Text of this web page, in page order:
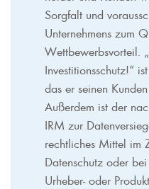
Sorgfalt und
Unternehmens zum
Wettbewerbsvorteil.
Investitionsschutz!“
das er seinen
Außerdem ist der
IRM zur
rechtliches Mittel im
Datenschutz oder
Urheber- oder